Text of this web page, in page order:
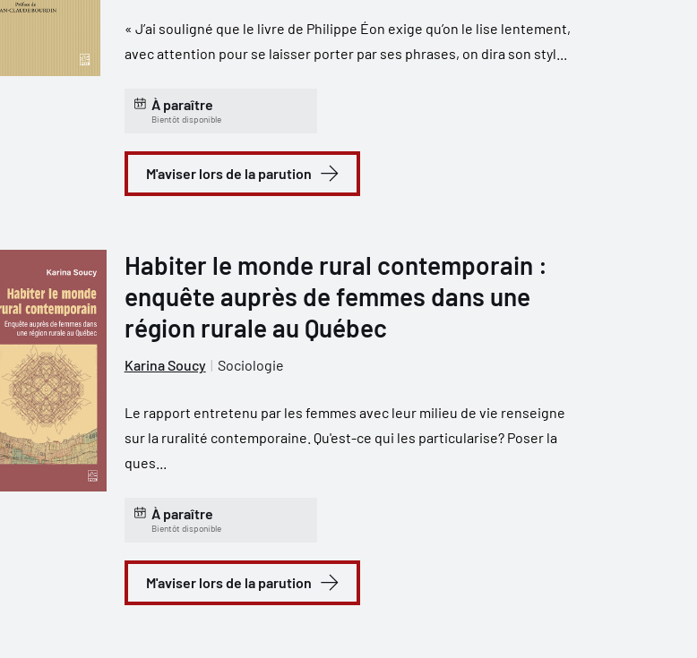
« J’ai souligné que le livre de Philippe Éon exige qu’on le lise lentement,
avec attention pour se laisser porter par ses phrases, on dira son styl...
À paraître
Bientôt disponible
M'aviser lors de la parution
Habiter le monde rural contemporain :
enquête auprès de femmes dans une
région rurale au Québec
Karina Soucy Sociologie
Le rapport entretenu par les femmes avec leur milieu de vie renseigne
sur la ruralité contemporaine. Qu'est-ce qui les particularise? Poser la
ques...
À paraître
Bientôt disponible
M'aviser lors de la parution